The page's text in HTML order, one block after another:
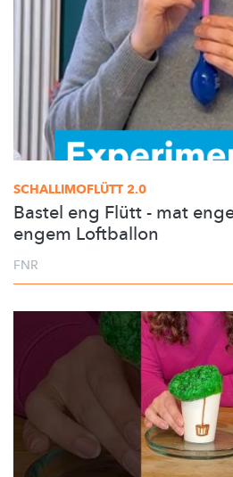
SCHALLIMOFLÜTT 2.0
Bastel eng Flütt - mat
engem Loftballon
FNR